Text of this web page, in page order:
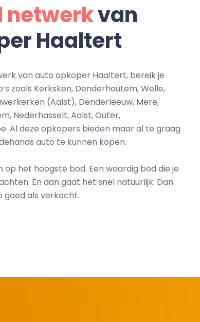
netwerkvan
Haaltert
van auto opkoper Haaltert, bereik je
zoals Kerksken, Denderhoutem, Welle,
(Aalst), Denderleeuw, Mere,
Nederhasselt, Aalst, Outer,
Al deze opkopers bieden maar al te graag
auto te kunnen kopen.
op het hoogste bod. Een waardig bod die je
En dan gaat het snel natuurlijk. Dan
goed als verkocht.